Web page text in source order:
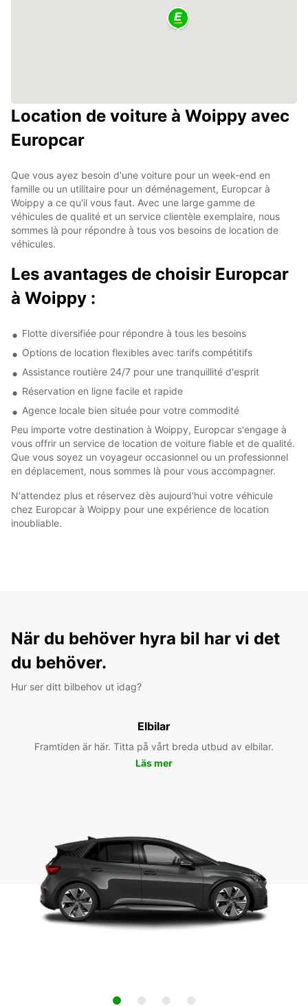
Location de voiture à Woippy avec
Europcar
Que vous ayez besoin d'une voiture pour un week-end en
famille ou un utilitaire pour un déménagement, Europcar à
Woippy a ce qu'il vous faut. Avec une large gamme de
véhicules de qualité et un service clientèle exemplaire, nous
sommes là pour répondre à tous vos besoins de location de
véhicules.
Les avantages de choisir Europcar
à Woippy :
Flotte diversifiée pour répondre à tous les besoins
Options de location flexibles avec tarifs compétitifs
Assistance routière 24/7 pour une tranquillité d'esprit
Réservation en ligne facile et rapide
Agence locale bien située pour votre commodité
Peu importe votre destination à Woippy, Europcar s'engage à
vous offrir un service de location de voiture fiable et de qualité.
Que vous soyez un voyageur occasionnel ou un professionnel
en déplacement, nous sommes là pour vous accompagner.
N'attendez plus et réservez dès aujourd'hui votre véhicule
chez Europcar à Woippy pour une expérience de location
inoubliable.
När du behöver hyra bil har vi det
du behöver.
Hur ser ditt bilbehov ut idag?
Elbilar
Framtiden är här. Titta på vårt breda utbud av elbilar.
Läs mer